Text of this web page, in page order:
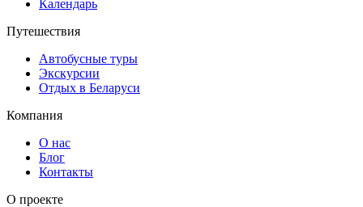
Календарь
Путешествия
Автобусные туры
Экскурсии
Отдых в Беларуси
Компания
О нас
Блог
Контакты
О проекте